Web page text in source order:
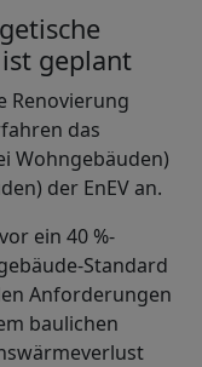
geplant
Renovierung
das
Wohngebäuden)
der EnEV an.
ein 40 %-
Standard
Anforderungen
baulichen